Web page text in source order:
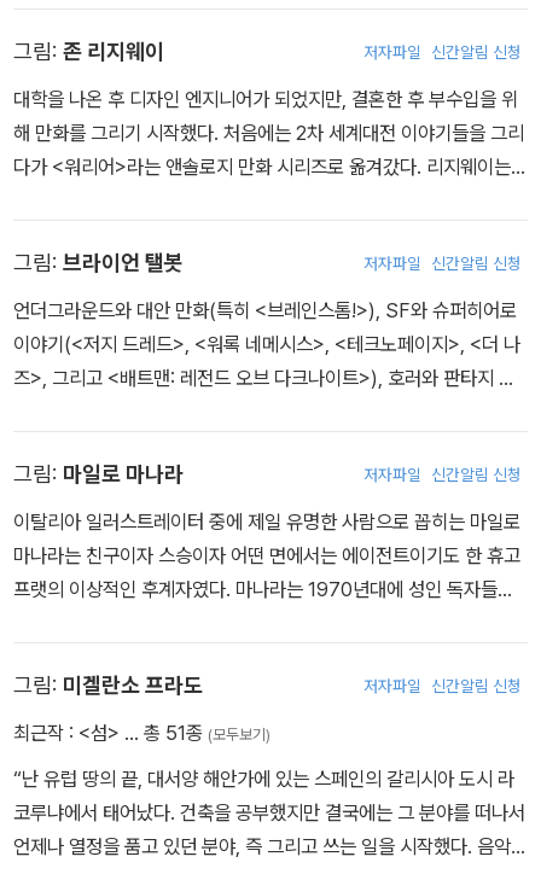
등이 좋은 예이며 마지막 작품으로는 아이스너상을 탔다.
번의 체슬리상, 두 번의 로커스상, 그리고 두 번의 아이스너상이 있다.
또한 그는 1991년 닐 게이먼과 협업한 <샌드맨 #19> “한여름 밤의
꿈”으로 권위 있는 세계환상문학상 베스트 쇼트 픽션 부문을 함께 수
상하기도 했다. 두 사람은 다시 만나 삽화가 들어간 판타지 소설 <닐
007년에 영화로 제작돼 호평을 받았다. 가장 최근의 출간 작업은 사
가 프레스에서 어슐러 K. 르귄의 어스시 소설을 모두 모아 내놓은 책
그림: 존 리지웨이 저자파일 신간알림 신청
대학을 나온 후 디자인 엔지니어가 되었지만, 결혼한 후 부수입을 위
해 만화를 그리기 시작했다. 처음에는 2차 세계대전 이야기들을 그리
다가 <워리어>라는 앤솔로지 만화 시리즈로 옮겨갔다. 리지웨이는
이 있었으며, DC를 위해 <스펙터>와 <북스 오브 매직> 작업을 하기
도 했다. 또한 그는 저지 드레드라는 캐릭터 역사상 처음이자 유일하
게 헬멧이 없는 모습을 그리도록 선택받은 작화가이기도 했다. 요새
리지웨이는 반쯤 은퇴했다고 생각하고 있으며, 자기 이야기를 쓰고
그림: 브라이언 탤봇 저자파일 신간알림 신청
언더그라운드와 대안 만화(특히 <브레인스톰!>), SF와 슈퍼히어로
이야기(<저지 드레드>, <워록 네메시스>, <테크노페이지>, <더 나
즈>, 그리고 <배트맨: 레전드 오브 다크나이트>), 호러와 판타지 작
블로 제일 유명하여 <어드벤처스 오브 루서 아크라이트>, <하트 오
브 엠파이어>, <테일 오브 원 배드 랫>, <앨리스 인 선더랜드>, 그리
고 <그랜드빌> 등이 있다. 2007년에는 데스페라도사에서 마크 스
태퍼드의 그림으로 <케루빔!>이라는 초자연 코미디 모험물 미니시리
에서 출간되었다.
그림: 마일로 마나라 저자파일 신간알림 신청
이탈리아 일러스트레이터 중에 제일 유명한 사람으로 꼽히는 마일로
마나라는 친구이자 스승이자 어떤 면에서는 에이전트이기도 한 휴고
프랫의 이상적인 후계자였다. 마나라는 1970년대에 성인 독자들을
드뤼예, 가자 등을 실은 프랑스 잡지 <메탈 위를랑>의 그래픽과 서사
혁명에 놀라 있던 세련되고 까다로운 이탈리아 독자들에게까지 호평
원숭이(Lo Scimmiotto)>를 그리며 데뷔했다. 뫼비우스의 스타일
에 감명 받은 마나라는 자기 스타일을 시험하고 발전시켜 다음 작업
인 <혁명적 부르주아 알레시오(Alessio il borghese rivoluzionari
그림: 미겔란소 프라도 저자파일 신간알림 신청
최근작 : <섬> … 총 51종 (모두보기)
“난 유럽 땅의 끝, 대서양 해안가에 있는 스페인의 갈리시아 도시 라
코루냐에서 태어났다. 건축을 공부했지만 결국에는 그 분야를 떠나서
언제나 열정을 품고 있던 분야, 즉 그리고 쓰는 일을 시작했다. 음악